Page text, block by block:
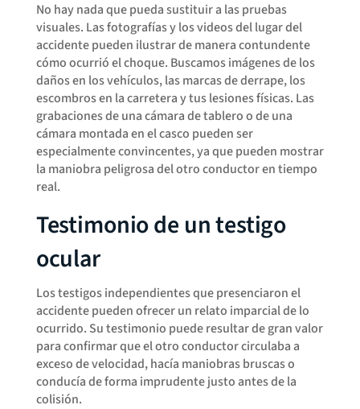
No hay nada que pueda sustituir a las pruebas
visuales. Las fotografías y los videos del lugar del
accidente pueden ilustrar de manera contundente
cómo ocurrió el choque. Buscamos imágenes de los
daños en los vehículos, las marcas de derrape, los
escombros en la carretera y tus lesiones físicas. Las
grabaciones de una cámara de tablero o de una
cámara montada en el casco pueden ser
especialmente convincentes, ya que pueden mostrar
la maniobra peligrosa del otro conductor en tiempo
real.
Testimonio de un testigo
ocular
Los testigos independientes que presenciaron el
accidente pueden ofrecer un relato imparcial de lo
ocurrido. Su testimonio puede resultar de gran valor
para confirmar que el otro conductor circulaba a
exceso de velocidad, hacía maniobras bruscas o
conducía de forma imprudente justo antes de la
colisión.